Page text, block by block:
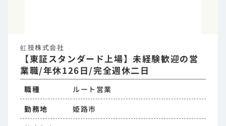
虹技株式会社
【東証スタンダード上場】未経験歓迎の営
業職/年休126日/完全週休二日
職種
ルート営業
勤務地
姫路市